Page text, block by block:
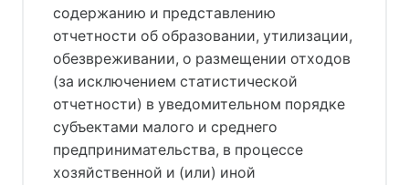
содержанию и представлению
отчетности об образовании, утилизации,
обезвреживании, о размещении отходов
(за исключением статистической
отчетности) в уведомительном порядке
субъектами малого и среднего
предпринимательства, в процессе
хозяйственной и (или) иной